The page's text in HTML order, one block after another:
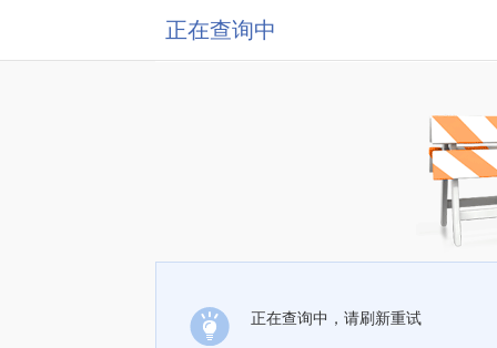
正在查询中
正在查询中，请刷新重试